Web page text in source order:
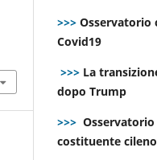
>>> Osservatorio
Covid19
>>> La
dopo Trump
>>>
costituente cileno